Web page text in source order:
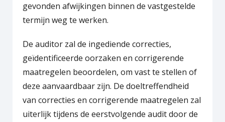
gevonden afwijkingen binnen de vastgestelde
termijn weg te werken.
De auditor zal de ingediende correcties,
geïdentificeerde oorzaken en corrigerende
maatregelen beoordelen, om vast te stellen of
deze aanvaardbaar zijn. De doeltreffendheid
van correcties en corrigerende maatregelen zal
uiterlijk tijdens de eerstvolgende audit door de